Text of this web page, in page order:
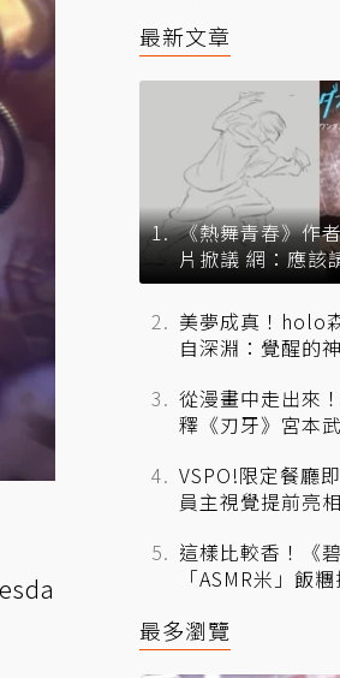
最新文章
《熱舞青春》作
片掀議 網：應該
美夢成真！holo
自深淵：覺醒的
從漫畫中走出來
釋《刃牙》宮本
VSPO!限定餐廳
員主視覺提前亮相
這樣比較香！《
「ASMR米」飯
最多瀏覽